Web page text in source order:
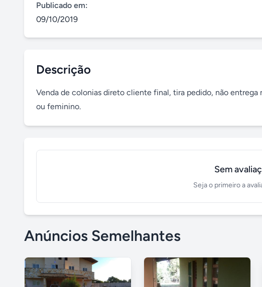
Publicado em:
09/10/2019
Descrição
Venda de colonias direto cliente final, tira pedido, não
ou feminino.
Sem
Seja o primeiro a
Anúncios Semelhantes